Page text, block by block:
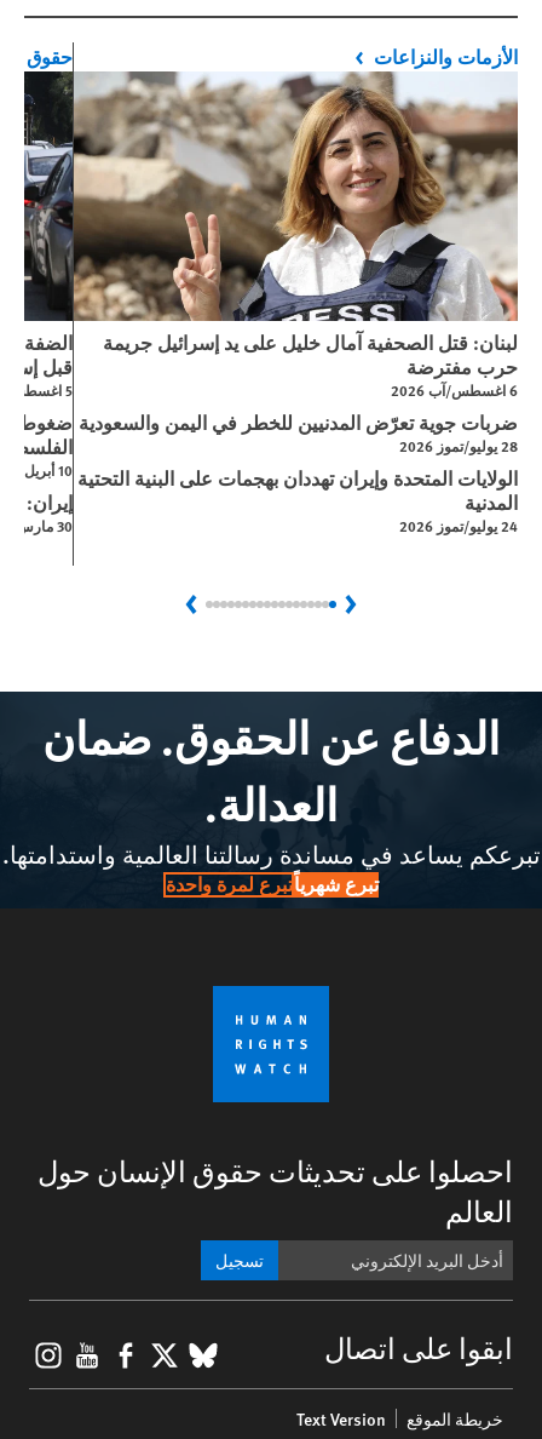
الأزمات والنزاعات
لبنان: قتل الصحفية آمال خليل على يد إسرائيل جريمة
حرب مفترضة
6 اغسطس/آب 2026
ضربات جوية تعرّض المدنيين للخطر في اليمن والسعودية
28 يوليو/تموز 2026
الولايات المتحدة وإيران تهددان بهجمات على البنية التحتية
المدنية
24 يوليو/تموز 2026
حقوق
الضفة
قبل
5 اغسطس/آب 2026
ضغوط
10 أبريل/نيسان 2026
إيران:
30 مارس/آذار 2026
Previous
Next
الدفاع عن الحقوق. ضمان
العدالة.
تبرعكم يساعد في مساندة رسالتنا العالمية واستدامتها.
تبرع شهرياًتبرع لمرة واحدة
احصلوا على تحديثات حقوق الإنسان حول
العالم
تسجيل
ابقوا على اتصال BlueSky
X
menu
خريطة الموقع Text Version